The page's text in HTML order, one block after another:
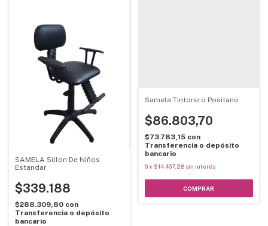
SAMELA Sillon De Niños
Estandar
$339.188
$288.309,80 con
Transferencia o depósito
bancario
Samela Tintorero Positano
$86.803,70
$73.783,15 con
Transferencia o depósito
bancario
6 x $14.467,28 sin interés